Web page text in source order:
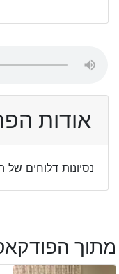
אודות
נסיונות דלוחים של
מתוך